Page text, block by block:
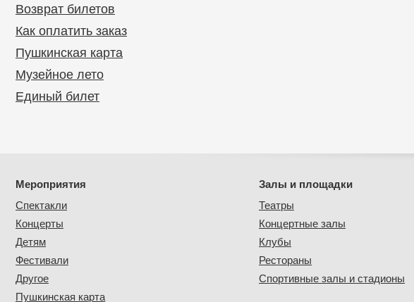
Возврат билетов
Как оплатить заказ
Пушкинская карта
Музейное лето
Единый билет
Мероприятия
Спектакли
Концерты
Детям
Фестивали
Другое
Пушкинская карта
Залы и площадки
Театры
Концертные залы
Клубы
Рестораны
Спортивные залы и стадионы